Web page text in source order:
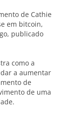
de Cathie
em bitcoin,
publicado
como a
a aumentar
de
de uma